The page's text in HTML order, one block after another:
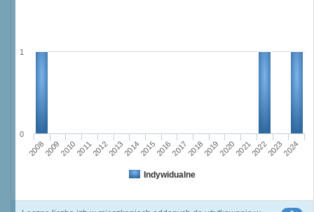
Indywidualne
20082009201020112012201320142015201620172018201920202021202220232024
0
1